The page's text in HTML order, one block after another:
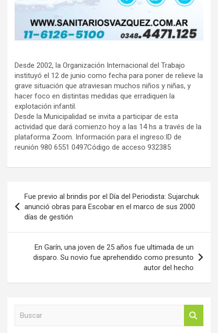
Desde 2002, la Organización Internacional del Trabajo
instituyó el 12 de junio como fecha para poner de relieve la
grave situación que atraviesan muchos niños y niñas, y
hacer foco en distintas medidas que erradiquen la
explotación infantil.
Desde la Municipalidad se invita a participar de esta
actividad que dará comienzo hoy a las 14 hs a través de la
plataforma Zoom. Información para el ingreso:ID de
reunión 980 6551 0497Código de acceso 932385
de
entradas
Fue previo al brindis por el Día del Periodista: Sujarchuk
anunció obras para Escobar en el marco de sus 2000
días de gestión
En Garín, una joven de 25 años fue ultimada de un
disparo. Su novio fue aprehendido como presunto
autor del hecho